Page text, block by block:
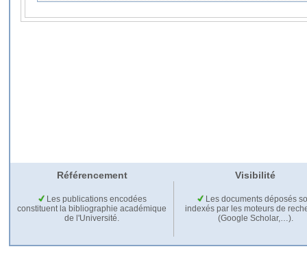
Référencement Visibilité
Les publications encodées
constituent la bibliographie académique
de l'Université.
Les documents déposés
indexés par les moteurs de
(Google Scholar,…).